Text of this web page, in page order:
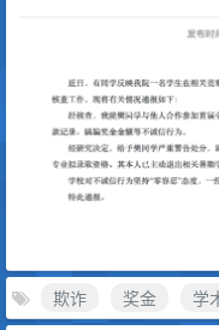
欺诈 奖金
学